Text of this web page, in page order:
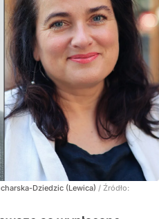
Dziedzic (Lewica) / Źródło: